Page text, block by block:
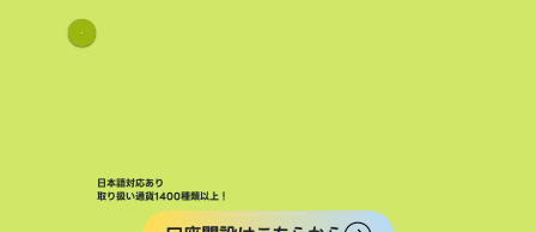
日本語対応あり
取り扱い通貨1400種類以上！